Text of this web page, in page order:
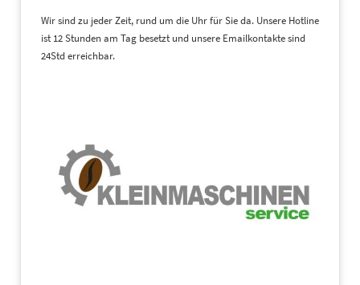
Wir sind zu jeder Zeit, rund um die Uhr für Sie da. Unsere Hotline
ist 12 Stunden am Tag besetzt und unsere Emailkontakte sind
24Std erreichbar.